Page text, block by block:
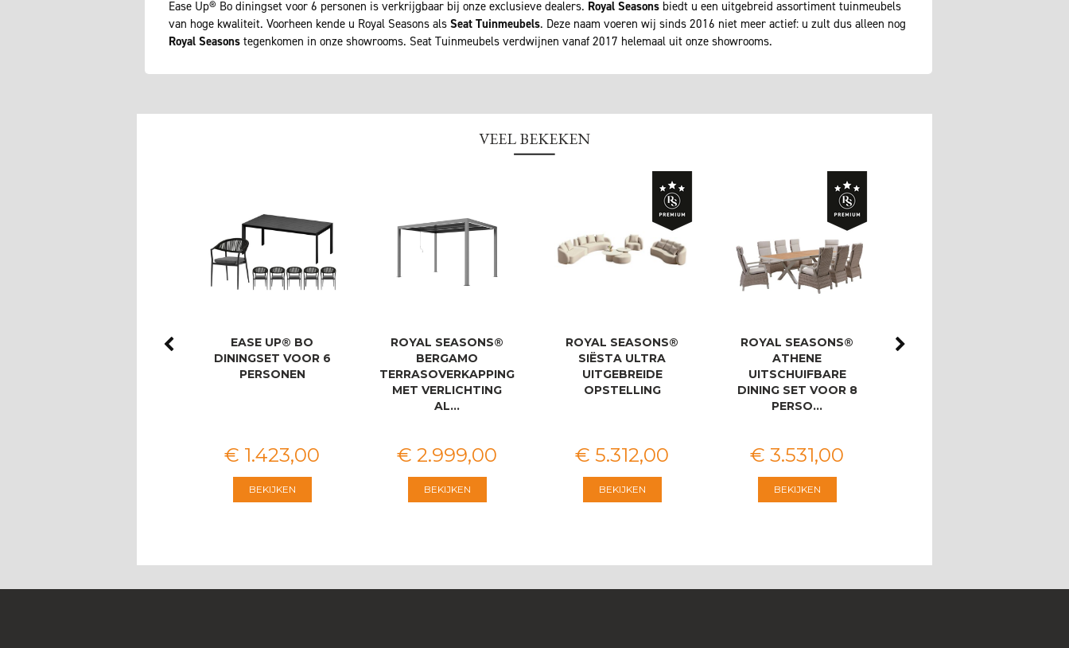
Ease Up® Bo diningset voor 6 personen is verkrijgbaar bij onze exclusieve dealers. Royal Seasons biedt u een uitgebreid assortiment tuinmeubels
van hoge kwaliteit. Voorheen kende u Royal Seasons als Seat Tuinmeubels. Deze naam voeren wij sinds 2016 niet meer actief: u zult dus alleen nog
Royal Seasons tegenkomen in onze showrooms. Seat Tuinmeubels verdwijnen vanaf 2017 helemaal uit onze showrooms.
VEEL BEKEKEN
EASE UP® BO
DININGSET VOOR 6
PERSONEN
€ 1.423,00
BEKIJKEN
ROYAL SEASONS®
BERGAMO
TERRASOVERKAPPING
MET VERLICHTING
AL…
€ 2.999,00
BEKIJKEN
ROYAL SEASONS®
SIËSTA ULTRA
UITGEBREIDE
OPSTELLING
€ 5.312,00
BEKIJKEN
ROYAL SEASONS®
ATHENE
UITSCHUIFBARE
DINING SET VOOR 8
PERSO…
€ 3.531,00
BEKIJKEN